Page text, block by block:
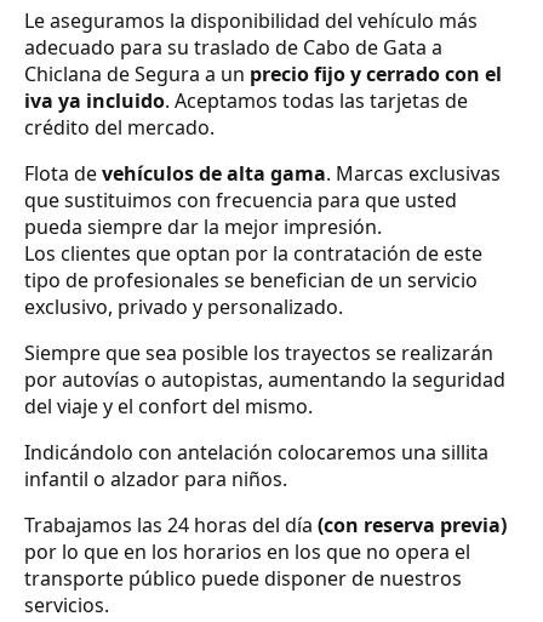
Le aseguramos la disponibilidad del vehículo más
adecuado para su traslado de Cabo de Gata a
Chiclana de Segura a un precio fijo y cerrado con el
iva ya incluido. Aceptamos todas las tarjetas de
crédito del mercado.
Flota devehículos de alta gama. Marcas exclusivas
que sustituimos con frecuencia para que usted
pueda siempre dar la mejor impresión.
Los clientes que optan por la contratación de este
tipo de profesionales se benefician de un servicio
exclusivo, privado y personalizado.
Siempre que sea posible los trayectos se realizarán
por autovías o autopistas, aumentando la seguridad
del viaje y el confort del mismo.
Indicándolo con antelación colocaremos una sillita
infantil o alzador para niños.
Trabajamos las 24 horas del día (con reserva previa)
por lo que en los horarios en los que no opera el
transporte público puede disponer de nuestros
servicios.